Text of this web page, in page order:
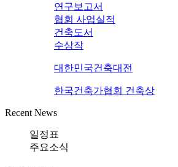
연구보고서
협회 사업실적
건축도서
수상작
대한민국건축대전
한국건축가협회 건축상
Recent News
일정표
주요소식